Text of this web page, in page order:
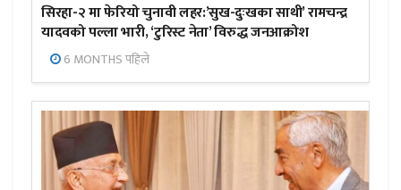
सिरहा-२ मा फेरियो चुनावी लहर:’सुख-दुःखका साथी’ रामचन्द्र
यादवको पल्ला भारी, ‘टुरिस्ट नेता’ विरुद्ध जनआक्रोश
6 MONTHS पहिले